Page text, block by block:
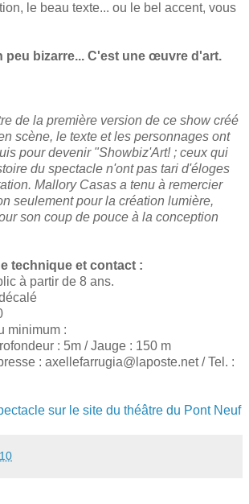
le beau texte... ou le bel accent, vous
peu bizarre... C'est une œuvre d'art.
de la première version de ce show créé
scène, le texte et les personnages ont
pour devenir "Showbiz'Art! ; ceux qui
du spectacle n'ont pas tari d'éloges
Mallory Casas a tenu à remercier
seulement pour la création lumière,
son coup de pouce à la conception
technique et contact :
à partir de 8 ans.
minimum :
: 5m / Jauge : 150 m
: axellefarrugia@laposte.net / Tel. :
sur le site du théâtre du Pont Neuf